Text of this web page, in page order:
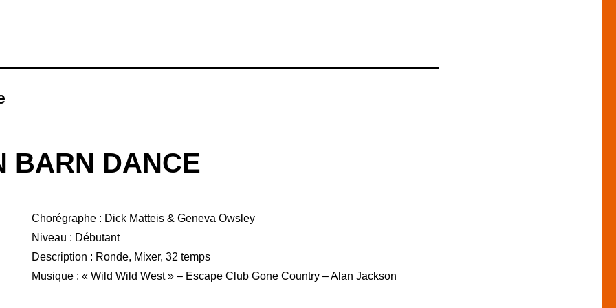
BARN DANCE
Chorégraphe : Dick Matteis & Geneva Owsley
Niveau : Débutant
Description : Ronde, Mixer, 32 temps
Musique : « Wild Wild West » – Escape Club Gone Country – Alan Jackson